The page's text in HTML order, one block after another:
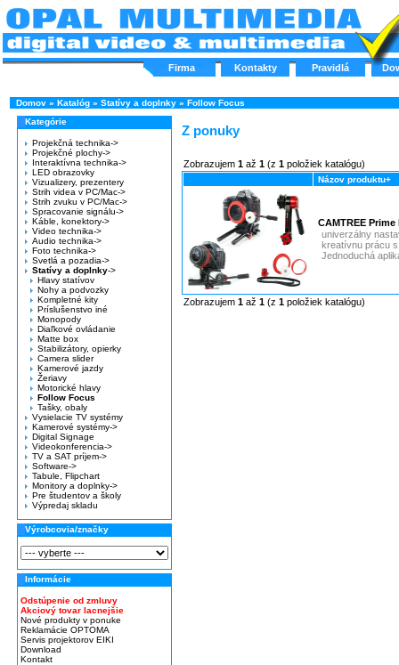
Firma Kontakty Pravidlá
Domov » Katalóg » Statívy a doplnky » Follow Focus
Kategórie
Projekčná technika->
Projekčné plochy->
Interaktívna technika->
LED obrazovky
Vizualizery, prezentery
Strih videa v PC/Mac->
Strih zvuku v PC/Mac->
Spracovanie signálu->
Káble, konektory->
Video technika->
Audio technika->
Foto technika->
Svetlá a pozadia->
Statívy a doplnky->
Hlavy statívov
Nohy a podvozky
Kompletné kity
Príslušenstvo iné
Monopody
Diaľkové ovládanie
Matte box
Stabilizátory, opierky
Camera slider
Kamerové jazdy
Žeriavy
Motorické hlavy
Follow Focus
Tašky, obaly
Vysielacie TV systémy
Kamerové systémy->
Digital Signage
Videokonferencia->
TV a SAT príjem->
Software->
Tabule, Flipchart
Monitory a doplnky->
Pre študentov a školy
Výpredaj skladu
Výrobcovia/značky
Informácie
Odstúpenie od zmluvy
Akciový tovar lacnejšie
Nové produkty v ponuke
Reklamácie OPTOMA
Servis projektorov EIKI
Download
Kontakt
Z ponuky
Zobrazujem 1 až 1 (z 1 položiek katalógu)
Názov produktu+
CAMTREE
univerzálny
kreatívnu prácu
Jednoduchá
Zobrazujem 1 až 1 (z 1 položiek katalógu)